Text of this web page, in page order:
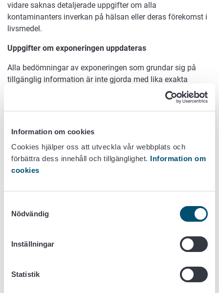
Information om cookies
Cookies hjälper oss att utveckla vår webbplats och
förbättra dess innehåll och tillgänglighet. Information om
cookies
Nödvändig
Inställningar
Statistik
vidare saknas detaljerade uppgifter om alla
kontaminanters inverkan på hälsan eller deras förekomst i
livsmedel.
Uppgifter om exponeringen uppdateras
Alla bedömningar av exponeringen som grundar sig på
tillgänglig information är inte gjorda med lika exakta
metoder. En del av dem grundar sig på undersökningar
genomsnittsdata för alla EU-länder.
På grund av osäkerheten med anknytning till bedömningen
ska den prioriteringslista som nu gjorts upp betraktas som
riktgivande, och listan kommer att uppdateras regelbundet
med beaktande av den senaste informationen. Nästa
forskningsprojekten
myndigheternas tillsyns- och forskningsprojekt, eftersom
den både angelägenhetsgraderar kontaminanterna och
anger en prioritetsordning för att ta fram nationella data
om halterna i livsmedel.